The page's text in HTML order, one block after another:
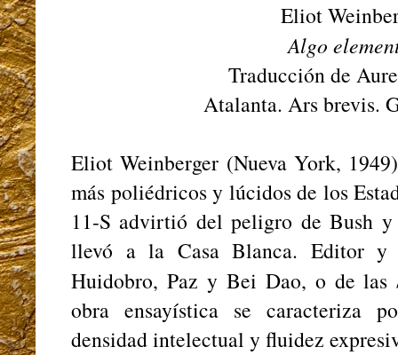
Eliot
Algo
Traducción de
Atalanta. Ars brevis.
Eliot Weinberger (Nueva York,
más poliédricos y lúcidos de los
11-S advirtió del peligro de Bush
llevó a la Casa Blanca. Editor y
Huidobro, Paz y Bei Dao, o de las
obra ensayística se caracteriza
densidad intelectual y fluidez